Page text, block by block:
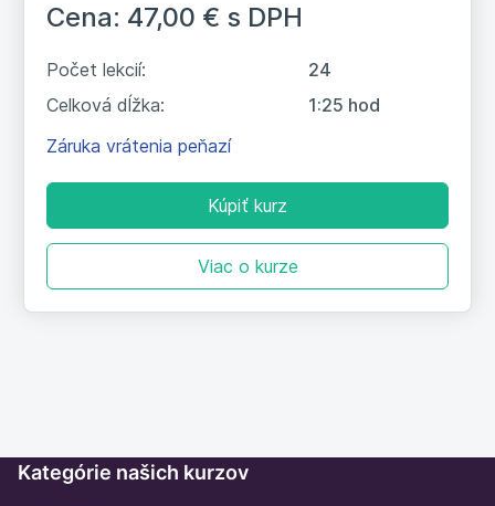
Cena: 47,00 € s DPH
Počet lekcií:
24
Celková dĺžka:
1:25 hod
Záruka vrátenia peňazí
Kúpiť kurz
Viac o kurze
Kategórie našich kurzov